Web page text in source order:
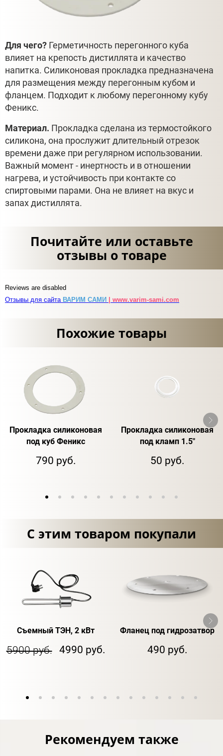
Для чего? Герметичность перегонного куба
влияет на крепость дистиллята и качество
напитка. Силиконовая прокладка предназначена
для размещения между перегонным кубом и
фланцем. Подходит к любому перегонному кубу
Феникс.
Материал. Прокладка сделана из термостойкого
силикона, она прослужит длительный отрезок
времени даже при регулярном использовании.
Важный момент - инертность и в отношении
нагрева, и устойчивость при контакте со
спиртовыми парами. Она не влияет на вкус и
запах дистиллята.
Почитайте или оставьте
отзывы о товаре
Reviews are disabled
Отзывы для сайта ВАРИМ САМИ | www.varim-sami.com
Похожие товары
Прокладка силиконовая
под куб Феникс
790 руб.
Прокладка силиконовая
под кламп 1.5"
50 руб.
С этим товаром покупали
Съемный ТЭН, 2 кВт
5900 руб. 4990 руб.
Фланец под гидрозатвор
490 руб.
Рекомендуем также